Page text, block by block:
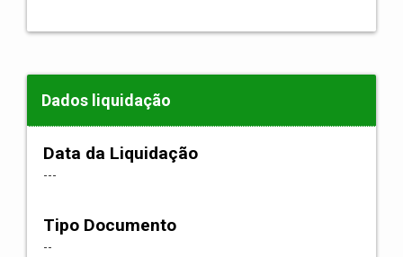
Dados liquidação
Data da Liquidação
---
Tipo Documento
--